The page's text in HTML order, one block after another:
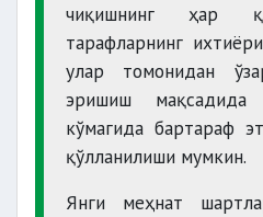
чиқишнинг ҳар
тарафларнинг
улар томонидан
эришиш мақсадида
кўмагида бартараф
қўлланилиши мумкин.
Янги меҳнат